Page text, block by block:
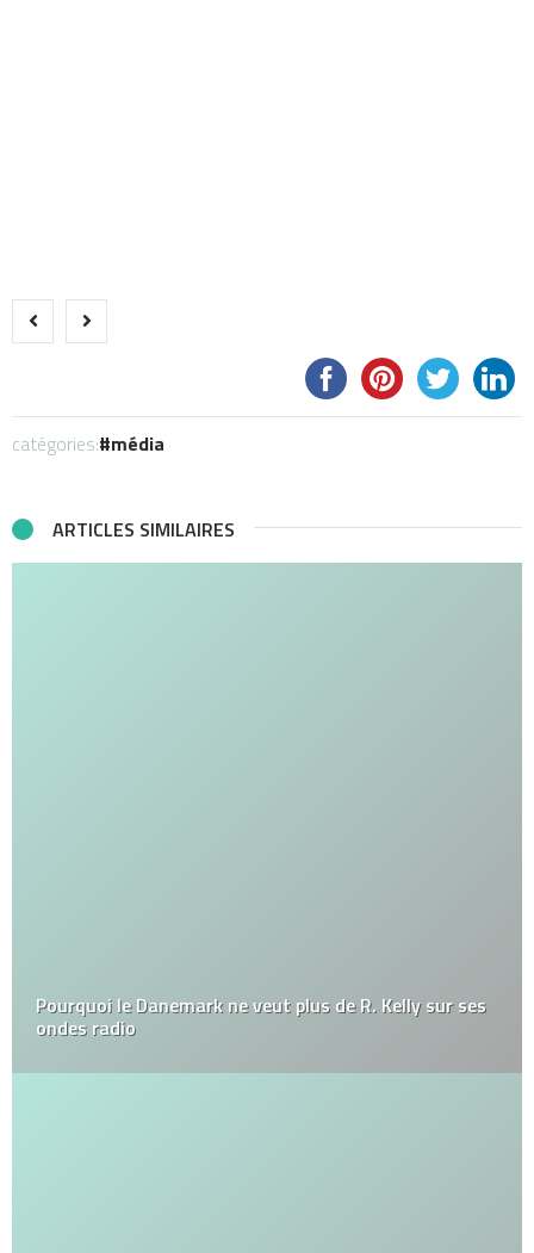
catégories: média
ARTICLES SIMILAIRES
Pourquoi le Danemark ne veut plus de R. Kelly sur ses
ondes radio